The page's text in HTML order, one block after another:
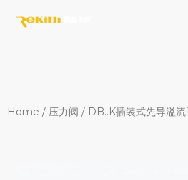
Home / 压力阀 / DB..K插装式先导溢流